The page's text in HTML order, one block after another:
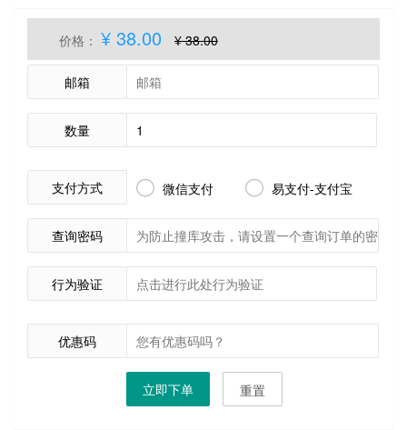
价格： ¥ 38.00 ¥ 38.00
邮箱
数量
支付方式  微信支付  易支付-支付宝
查询密码
行为验证
优惠码
立即下单 重置